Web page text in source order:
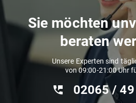
Sie möchten
beraten
Unsere Experten sind
von 09:00-21:00 Uhr
02065 /